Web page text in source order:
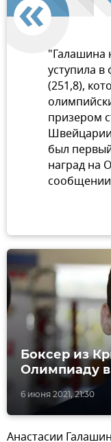
"Галашина
уступила
(251,8),
призером
был
наград на
6 июня 2021, 21:30
Боксер из
Олимпиаду
Анастасии